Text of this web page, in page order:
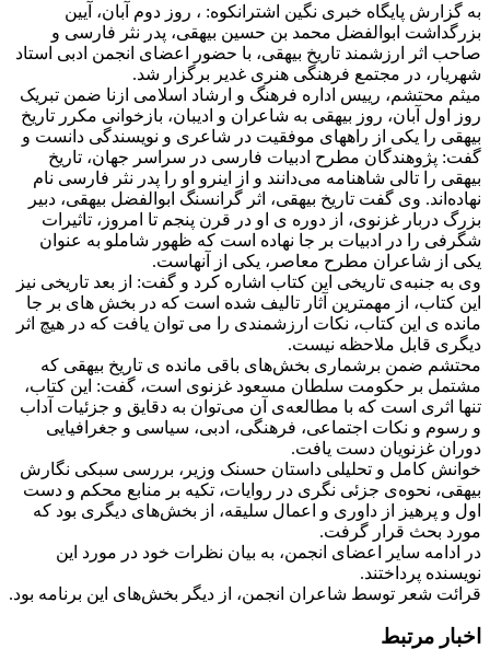
به گزارش پایگاه خبری نگین اشترانکوه: ، روز دوم آبان، آیین
بزرگداشت ابوالفضل محمد بن حسین بیهقی، پدر نثر فارسی و
صاحب اثر ارزشمند تاریخ بیهقی، با حضور اعضای انجمن ادبی استاد
شهریار، در مجتمع فرهنگی هنری غدیر برگزار شد.
میثم محتشم، رییس اداره فرهنگ و ارشاد اسلامی ازنا ضمن تبریک
روز اول آبان، روز بیهقی به شاعران و ادیبان، بازخوانی مکرر تاریخ
بیهقی را یکی از راههای موفقیت در شاعری و نویسندگی دانست و
گفت: پژوهندگان مطرح ادبیات فارسی در سراسر جهان، تاریخ
بیهقی را تالی شاهنامه می‌دانند و از اینرو او را پدر نثر فارسی نام
نهاده‌اند. وی گفت تاریخ بیهقی، اثر گرانسنگ ابوالفضل بیهقی، دبیر
بزرگ دربار غزنوی، از دوره ی او در قرن پنجم تا امروز، تاثیرات
شگرفی را در ادبیات بر جا نهاده است که ظهور شاملو به عنوان
یکی از شاعران مطرح معاصر، یکی از آنهاست.
وی به جنبه‌ی تاریخی این کتاب اشاره کرد و گفت: از بعد تاریخی نیز
این کتاب، از مهمترین آثار تالیف شده است که در بخش های بر جا
مانده ی این کتاب، نکات ارزشمندی را می توان یافت که در هیچ اثر
دیگری قابل ملاحظه نیست.
محتشم ضمن برشماری بخش‌های باقی مانده ی تاریخ بیهقی که
مشتمل بر حکومت سلطان مسعود غزنوی است، گفت: این کتاب،
تنها اثری است که با مطالعه‌ی آن می‌توان به دقایق و جزئیات آداب
و رسوم و نکات اجتماعی، فرهنگی، ادبی، سیاسی و جغرافیایی
دوران غزنویان دست یافت.
خوانش کامل و تحلیلی داستان حسنک وزیر، بررسی سبکی نگارش
بیهقی، نحوه‌ی جزئی نگری در روایات، تکیه بر منابع محکم و دست
اول و پرهیز از داوری و اعمال سلیقه، از بخش‌های دیگری بود که
مورد بحث قرار گرفت.
در ادامه سایر اعضای انجمن، به بیان نظرات خود در مورد این
نویسنده پرداختند.
قرائت شعر توسط شاعران انجمن، از دیگر بخش‌های این برنامه بود.
اخبار مرتبط